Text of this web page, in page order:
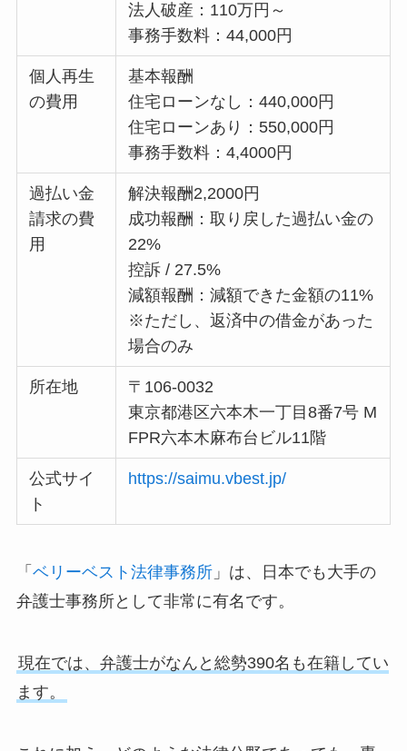
法人破産：110万円～
事務手数料：44,000円
個人再生
の費用
基本報酬
住宅ローンなし：440,000円
住宅ローンあり：550,000円
事務手数料：4,4000円
過払い金
請求の費
用
解決報酬2,2000円
成功報酬：取り戻した過払い金の
22%
控訴 / 27.5%
減額報酬：減額できた金額の11%
※ただし、返済中の借金があった
場合のみ
所在地
〒106-0032
東京都港区六本木一丁目8番7号 M
FPR六本木麻布台ビル11階
公式サイ
ト
https://saimu.vbest.jp/
「 ベリーベスト法律事務所」は、日本でも大手の
弁護士事務所として非常に有名です。
現在では、弁護士がなんと総勢390名も在籍してい
ます。